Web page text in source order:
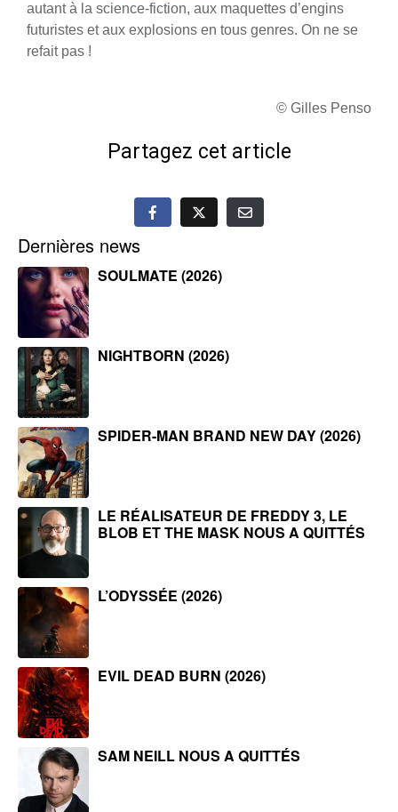
autant à la science-fiction, aux maquettes d’engins
futuristes et aux explosions en tous genres. On ne se
refait pas !
© Gilles Penso
Partagez cet article
Dernières news
SOULMATE (2026)
NIGHTBORN (2026)
SPIDER-MAN BRAND NEW DAY (2026)
LE RÉALISATEUR DE FREDDY 3, LE
BLOB ET THE MASK NOUS A QUITTÉS
L’ODYSSÉE (2026)
EVIL DEAD BURN (2026)
SAM NEILL NOUS A QUITTÉS